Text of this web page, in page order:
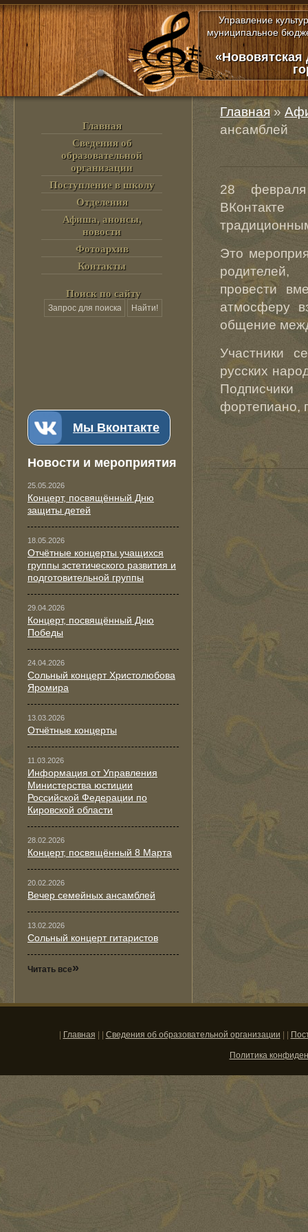
Главная
Сведения об
образовательной
организации
Поступление в школу
Отделения
Афиша, анонсы,
новости
Фотоархив
Контакты
Поиск по сайту
Мы Вконтакте
Новости и мероприятия
25.05.2026
Концерт, посвящённый Дню
защиты детей
18.05.2026
Отчётные концерты учащихся
группы эстетического развития и
подготовительной группы
29.04.2026
Концерт, посвящённый Дню
Победы
24.04.2026
Сольный концерт Христолюбова
Яромира
13.03.2026
Отчётные концерты
11.03.2026
Информация от Управления
Министерства юстиции
Российской Федерации по
Кировской области
28.02.2026
Концерт, посвящённый 8 Марта
20.02.2026
Вечер семейных ансамблей
13.02.2026
Сольный концерт гитаристов
Читать все»
Управление
муниципальное
«Нововятская
Главная»
ансамблей
28
ВКонтакте
Это
провести
атмосферу
общение
Участники
русских
фортепиано,
Главная Сведения об образовательной организации
Политика